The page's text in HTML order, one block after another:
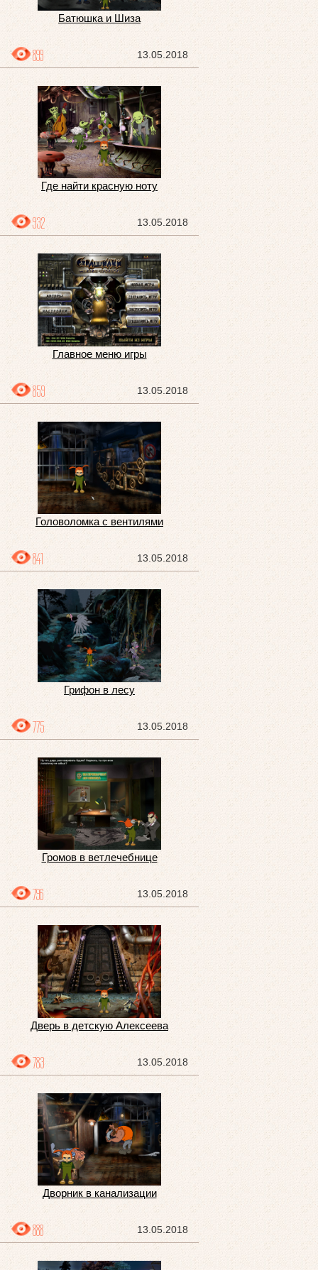
Батюшка и Шиза
13.05.2018
899
Где найти красную ноту
13.05.2018
932
Главное меню игры
13.05.2018
859
Головоломка с вентилями
13.05.2018
841
Грифон в лесу
13.05.2018
775
Громов в ветлечебнице
13.05.2018
796
Дверь в детскую Алексеева
13.05.2018
783
Дворник в канализации
13.05.2018
888